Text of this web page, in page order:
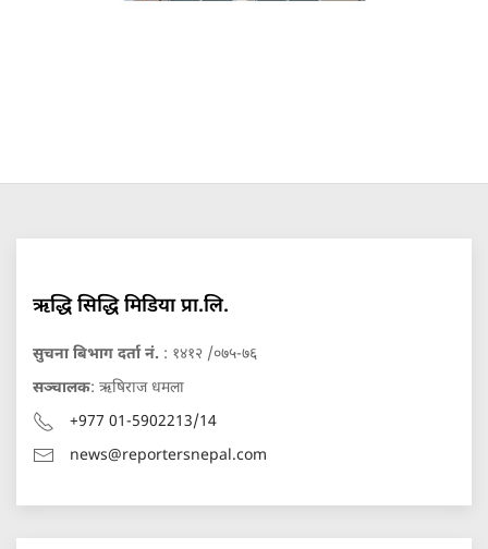
ऋद्धि सिद्धि मिडिया प्रा.लि.
सुचना बिभाग दर्ता नं. : १४१२ /०७५-७६
सञ्चालक: ऋषिराज धमला
+977 01-5902213/14
news@reportersnepal.com